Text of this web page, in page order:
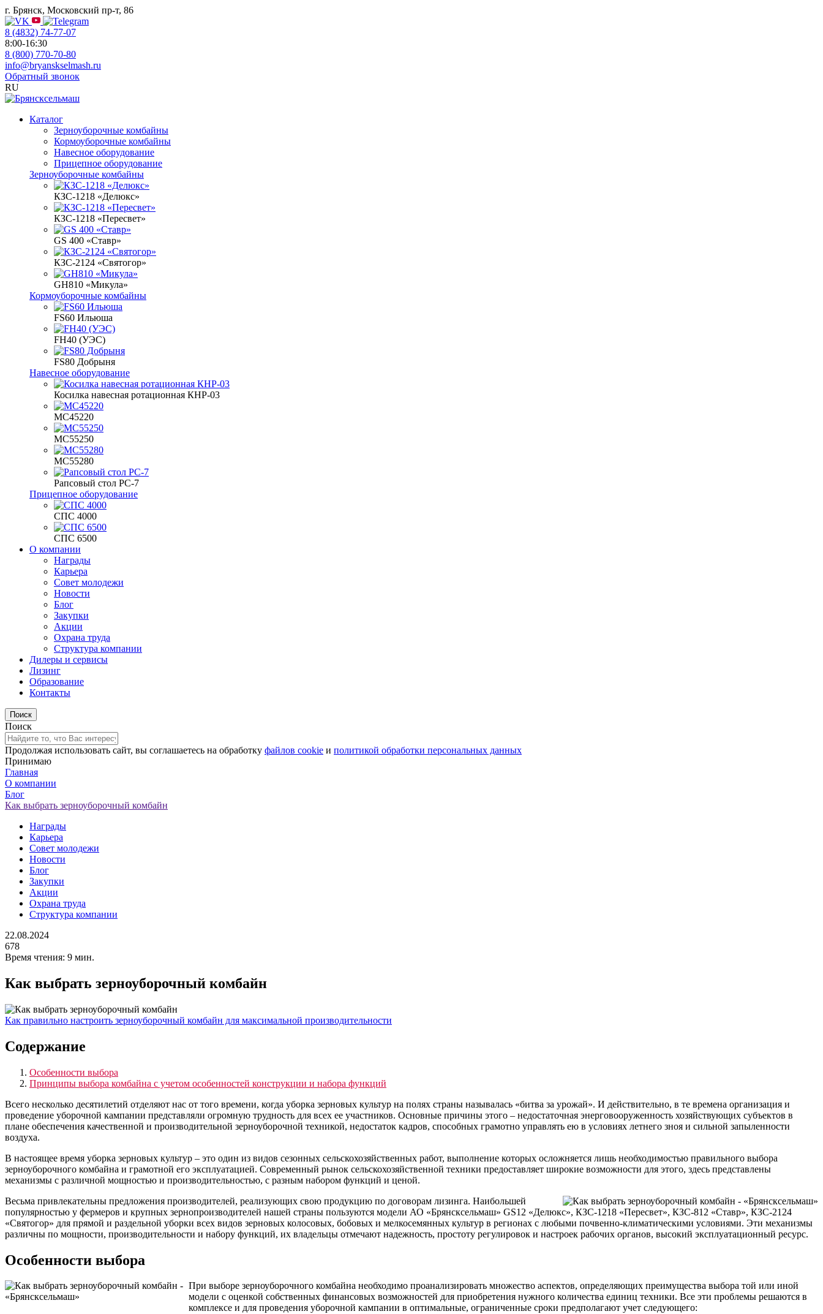
г. Брянск, Московский пр-т, 86
8 (4832) 74-77-07
8:00-16:30
8 (800) 770-70-80
info@bryanskselmash.ru
Обратный звонок
RU
Каталог
Зерноуборочные комбайны
Кормоуборочные комбайны
Навесное оборудование
Прицепное оборудование
Зерноуборочные комбайны
КЗС-1218 «Делюкс»
КЗС-1218 «Пересвет»
GS 400 «Ставр»
КЗС-2124 «Святогор»
GH810 «Микула»
Кормоуборочные комбайны
FS60 Ильюша
FH40 (УЭС)
FS80 Добрыня
Навесное оборудование
Косилка навесная ротационная КНР-03
МС45220
МС55250
МС55280
Рапсовый стол РС-7
Прицепное оборудование
СПС 4000
СПС 6500
О компании
Награды
Карьера
Совет молодежи
Новости
Блог
Закупки
Акции
Охрана труда
Структура компании
Дилеры и сервисы
Лизинг
Образование
Контакты
Поиск
Продолжая использовать сайт, вы соглашаетесь на обработку файлов cookie и политикой обработки персональных данных
Принимаю
Главная
О компании
Блог
Как выбрать зерноуборочный комбайн
Награды
Карьера
Совет молодежи
Новости
Блог
Закупки
Акции
Охрана труда
Структура компании
22.08.2024
678
Время чтения: 9 мин.
Как выбрать зерноуборочный комбайн
Как правильно настроить зерноуборочный комбайн для максимальной производительности
Содержание
Особенности выбора
Принципы выбора комбайна с учетом особенностей конструкции и набора функций
Всего несколько десятилетий отделяют нас от того времени, когда уборка зерновых культур на полях страны называлась «битва за урожай». И действительно, в те времена организация и
проведение уборочной кампании представляли огромную трудность для всех ее участников. Основные причины этого – недостаточная энерговооруженность хозяйствующих субъектов в
плане обеспечения качественной и производительной зерноуборочной техникой, недостаток кадров, способных грамотно управлять ею в условиях летнего зноя и сильной запыленности
воздуха.
В настоящее время уборка зерновых культур – это один из видов сезонных сельскохозяйственных работ, выполнение которых осложняется лишь необходимостью правильного выбора
зерноуборочного комбайна и грамотной его эксплуатацией. Современный рынок сельскохозяйственной техники предоставляет широкие возможности для этого, здесь представлены
механизмы с различной мощностью и производительностью, с разным набором функций и ценой.
Весьма привлекательны предложения производителей, реализующих свою продукцию по договорам лизинга. Наибольшей
популярностью у фермеров и крупных зернопроизводителей нашей страны пользуются модели АО «Брянсксельмаш» GS12 «Делюкс», КЗС-1218 «Пересвет», КЗС-812 «Ставр», КЗС-2124
«Святогор» для прямой и раздельной уборки всех видов зерновых колосовых, бобовых и мелкосемянных культур в регионах с любыми почвенно-климатическими условиями. Эти механизмы
различны по мощности, производительности и набору функций, их владельцы отмечают надежность, простоту регулировок и настроек рабочих органов, высокий эксплуатационный ресурс.
Особенности выбора
При выборе зерноуборочного комбайна необходимо проанализировать множество аспектов, определяющих преимущества выбора той или иной
модели с оценкой собственных финансовых возможностей для приобретения нужного количества единиц техники. Все эти проблемы решаются в
комплексе и для проведения уборочной кампании в оптимальные, ограниченные сроки предполагают учет следующего: